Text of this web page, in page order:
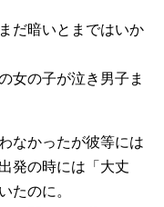
だ暗いとまではいか
女の子が泣き男子ま
なかったが彼等には
発の時には「大丈
たのに。